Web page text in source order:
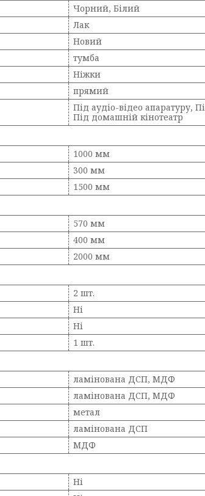
Чорний, Білий
Лак
Новий
тумба
Ніжки
прямий
Під аудіо-відео апаратуру,
Під домашній кінотеатр
1000 мм
300 мм
1500 мм
570 мм
400 мм
2000 мм
2 шт.
Ні
Ні
1 шт.
ламінована ДСП, МДФ
ламінована ДСП, МДФ
метал
ламінована ДСП
МДФ
Ні